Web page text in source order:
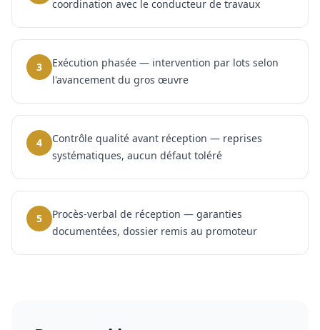
coordination avec le conducteur de travaux
3
Exécution phasée — intervention par lots selon
l'avancement du gros œuvre
4
Contrôle qualité avant réception — reprises
systématiques, aucun défaut toléré
5
Procès-verbal de réception — garanties
documentées, dossier remis au promoteur